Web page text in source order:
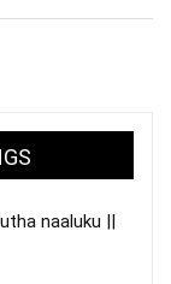
naaluku ||